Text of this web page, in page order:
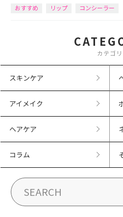
おすすめ リップ コンシーラー
カテゴリ
スキンケア
アイメイク
ヘアケア
コラム